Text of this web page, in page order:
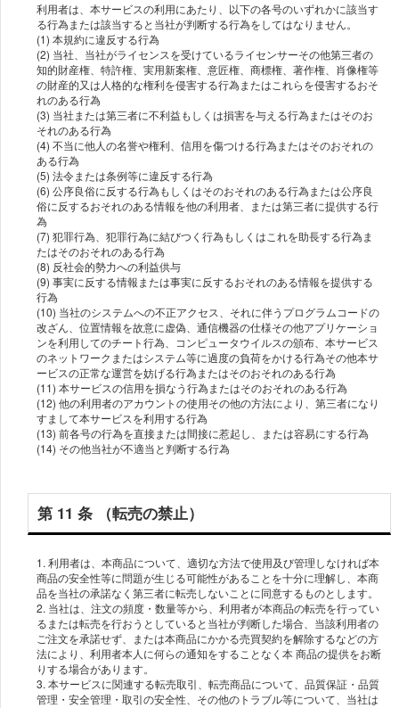
利⽤者は、本サービスの利⽤にあたり、以下の各号のいずれかに該当す
る⾏為または該当すると当社が判断する⾏為をしてはなりません。
(1) 本規約に違反する⾏為
(2) 当社、当社がライセンスを受けているライセンサーその他第三者の
知的財産権、特許権、実⽤新案権、意匠権、商標権、著作権、肖像権等
の財産的⼜は⼈格的な権利を侵害する⾏為またはこれらを侵害するおそ
れのある⾏為
(3) 当社または第三者に不利益もしくは損害を与える⾏為またはそのお
それのある⾏為
(4) 不当に他⼈の名誉や権利、信⽤を傷つける⾏為またはそのおそれの
ある⾏為
(5) 法令または条例等に違反する⾏為
(6) 公序良俗に反する⾏為もしくはそのおそれのある⾏為または公序良
俗に反するおそれのある情報を他の利⽤者、または第三者に提供する⾏
為
(7) 犯罪⾏為、犯罪⾏為に結びつく⾏為もしくはこれを助⻑する⾏為ま
たはそのおそれのある⾏為
(8) 反社会的勢⼒への利益供与
(9) 事実に反する情報または事実に反するおそれのある情報を提供する
⾏為
(10) 当社のシステムへの不正アクセス、それに伴うプログラムコードの
改ざん、位置情報を故意に虚偽、通信機器の仕様その他アプリケーショ
ンを利⽤してのチート⾏為、コンピュータウイルスの頒布、本サービス
のネットワークまたはシステム等に過度の負荷をかける⾏為その他本サ
ービスの正常な運営を妨げる⾏為またはそのおそれのある⾏為
(11) 本サービスの信⽤を損なう⾏為またはそのおそれのある⾏為
(12) 他の利⽤者のアカウントの使⽤その他の⽅法により、第三者になり
すまして本サービスを利⽤する⾏為
(13) 前各号の⾏為を直接または間接に惹起し、または容易にする⾏為
第 11 条 （転売の禁⽌）
1. 利⽤者は、本商品について、適切な⽅法で使⽤及び管理しなければ本
商品の安全性等に問題が⽣じる可能性があることを⼗分に理解し、本商
品を当社の承諾なく第三者に転売しないことに同意するものとします。
2. 当社は、注⽂の頻度・数量等から、利⽤者が本商品の転売を⾏ってい
るまたは転売を⾏おうとしていると当社が判断した場合、当該利⽤者の
ご注⽂を承諾せず、または本商品にかかる売買契約を解除するなどの⽅
法により、利⽤者本⼈に何らの通知をすることなく本 商品の提供をお断
りする場合があります。
3. 本サービスに関連する転売取引、転売商品について、品質保証・品質
管理・安全管理・取引の安全性、その他のトラブル等について、当社は